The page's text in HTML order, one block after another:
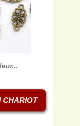
CHARIOT